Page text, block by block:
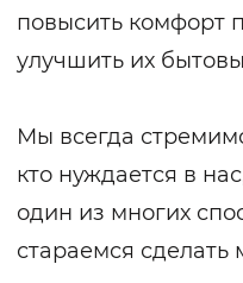
повысить комфорт
улучшить их
Мы всегда
кто нуждается в
один из многих
стараемся сделать